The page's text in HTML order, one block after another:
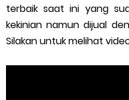
terbaik saat ini yang
kekinian namun dijual
Silakan untuk melihat